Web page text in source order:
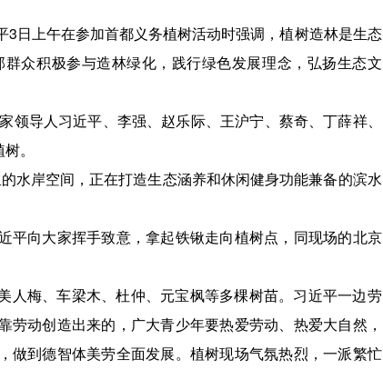
上午在参加首都义务植树活动时强调，植树造林是生态
众积极参与造林绿化，践行绿色发展理念，弘扬生态文
导人习近平、李强、赵乐际、王沪宁、蔡奇、丁薛祥、
。
岸空间，正在打造生态涵养和休闲健身功能兼备的滨水
向大家挥手致意，拿起铁锹走向植树点，同现场的北京
梅、车梁木、杜仲、元宝枫等多棵树苗。习近平一边劳
动创造出来的，广大青少年要热爱劳动、热爱大自然，
做到德智体美劳全面发展。植树现场气氛热烈，一派繁忙